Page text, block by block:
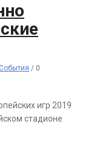
События / 0
игр 2019
стадионе